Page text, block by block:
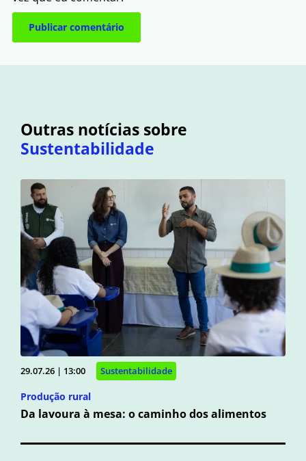
Outras notícias sobre
Sustentabilidade
29.07.26 | 13:00 Sustentabilidade
Produção rural
Da lavoura à mesa: o caminho dos alimentos